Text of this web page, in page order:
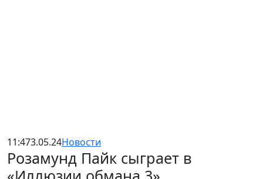
11:473.05.24Новости
Розамунд Пайк сыграет в